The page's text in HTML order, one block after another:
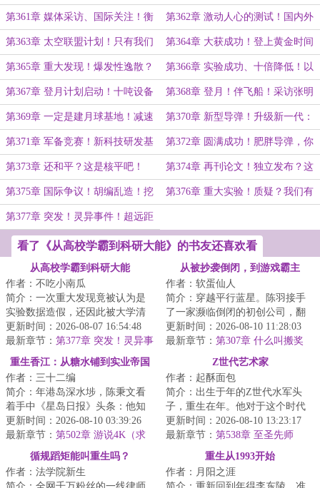
对地武器！航母？靶子而已！ 奢侈了！
第361章 媒体采访、国际关注！衡
穹平台正式测试……
第362章 激动人心的测试！国内外
的科技差距，心寒啊……
第363章 太空联盟计划！只有我们
友好，就一定会成为朋友……
第364章 大获成功！登上黄金时间
新闻节目，张明浩：我只是说实
话……
第365章 重大发现！爆发性逸散？
岂不是更有军事价值了！
第366章 实验成功、十倍降低！以
千万计合作经费，吐血的邵兵……
第367章 登月计划启动！十吨设备
才是核心，月球天气预报！
第368章 登月！伴飞船！采访张明
浩，主持人被干沉默了……
第369章 一定是建月球基地！减速
破防的关键……
第370章 新型导弹！升级新一代：
应对未来？
第371章 军备竞赛！新科技研发基
地，大型飞碟动力问题……
第372章 圆满成功！肥胖导弹，你
们的技术太落后了……
第373章 还和平？这是核平吧！ 第374章 再刊论文！独立发布？这
个内容太大了！
第375章 国际争议！胡编乱造！挖
弦理论根基，论文是错的……
第376章 重大实验！质疑？我们有
第377章 突发！灵异事件！超远距
离，怎么解决？
看了《从高校学霸到科研大能》的书友还喜欢看
从高校学霸到科研大能
作者：不吃小南瓜
简介：一次重大发现竟被认为是
实验数据造假，还因此被大学清
退。他，继续追逐科技前沿。从
隐形涂层、拒阻...
更新时间：2026-08-07 16:54:48
最新章节： 第377章 突发！灵异事
件！超远距离，怎么解决？
从被抄袭倒闭，到游戏霸主
作者：软蛋仙人
简介：穿越平行蓝星。陈羽接手
了一家濒临倒闭的初创公司，翻
身无望，只能等死。绝望之中，
陈羽却发现这里...
更新时间：2026-08-10 11:28:03
最新章节： 第307章 什么叫搬奖
杯，那叫进货！气抖冷！真特娘
重生香江：从糖水铺到实业帝国
作者：三十二编
简介：年港岛深水埗，陈秉文看
着手中《星岛日报》头条：他知
道自己重生在了最完美的年代。
这一世，他不在...
更新时间：2026-08-10 03:39:26
最新章节： 第502章 游说4K（求
月票推荐票求追订）
Z世代艺术家
作者：起酥面包
简介：出生于年的Z世代水军头
子，重生在年。他对于这个时代
没有任何滤镜，因此感到强烈窒
息。影视剧粗糙...
更新时间：2026-08-10 13:23:17
最新章节： 第538章 至圣先师
循规蹈矩能叫重生吗？
作者：法学院新生
重生从1993开始
作者：月阳之涯